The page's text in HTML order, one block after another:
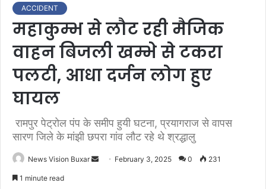
ACCIDENT
महाकुम्भ से लौट रही मैजिक
वाहन बिजली खम्भे से टकरा
पलटी, आधा दर्जन लोग हुए
घायल
रामपुर पेट्रोल पंप के समीप हुयी घटना, प्रयागराज से वापस
सारण जिले के मांझी छपरा गांव लौट रहे थे श्रद्धालु
News Vision Buxar February 3, 2025 0 231
1 minute read